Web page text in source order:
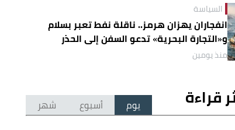
السياسة
انفجاران يهزان هرمز.. ناقلة نفط تعبر بسلام
و«التجارة البحرية» تدعو السفن إلى الحذر
منذ يومين
قراءة يوم أسبوع شهر